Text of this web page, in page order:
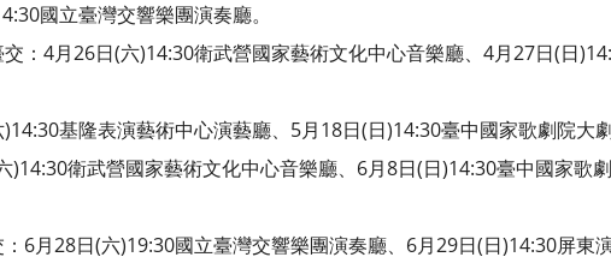
國立臺灣交響樂團演奏廳。
4月26日(六)14:30衛武營國家藝術文化中心音樂廳、4月27日(日
基隆表演藝術中心演藝廳、5月18日(日)14:30臺中國家歌劇院大劇
衛武營國家藝術文化中心音樂廳、6月8日(日)14:30臺中國家歌
月28日(六)19:30國立臺灣交響樂團演奏廳、6月29日(日)14:30屏東